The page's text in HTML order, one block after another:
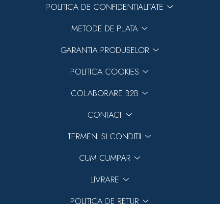
POLITICA DE CONFIDENTIALITATE
METODE DE PLATA
GARANTIA PRODUSELOR
POLITICA COOKIES
COLABORARE B2B
CONTACT
TERMENI SI CONDITII
CUM CUMPAR
LIVRARE
POLITICA DE RETUR